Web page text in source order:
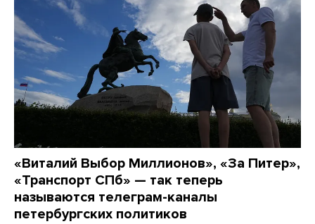
«Виталий Выбор Миллионов», «За Питер»,
«Транспорт СПб» — так теперь
называются телеграм-каналы
петербургских политиков